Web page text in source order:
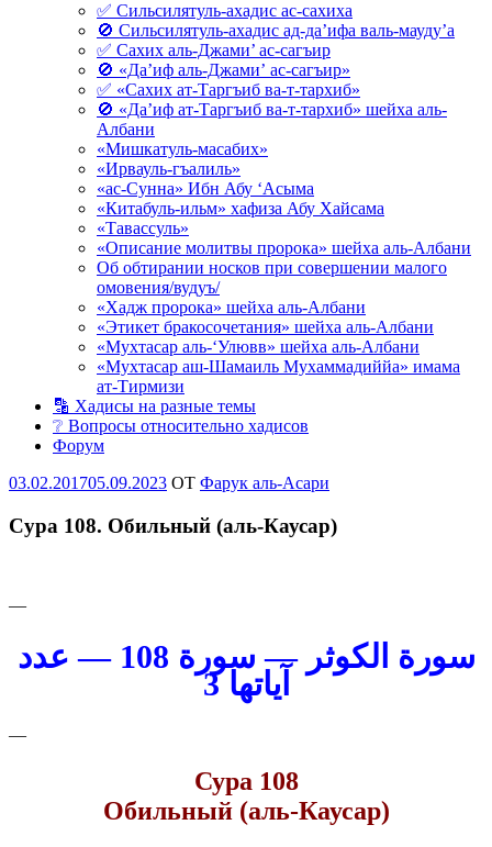
✅ Сильсилятуль-ахадис ас-сахиха
🚫 Сильсилятуль-ахадис ад-да’ифа валь-мауду’а
✅ Сахих аль-Джами’ ас-сагъир
🚫 «Да’иф аль-Джами’ ас-сагъир»
✅ «Сахих ат-Таргъиб ва-т-тархиб»
🚫 «Да’иф ат-Таргъиб ва-т-тархиб» шейха аль-
Албани
«Мишкатуль-масабих»
«Ирвауль-гъалиль»
«ас-Сунна» Ибн Абу ‘Асыма
«Китабуль-ильм» хафиза Абу Хайсама
«Тавассуль»
«Описание молитвы пророка» шейха аль-Албани
Об обтирании носков при совершении малого
омовения/вудуъ/
«Хадж пророка» шейха аль-Албани
«Этикет бракосочетания» шейха аль-Албани
«Мухтасар аль-‘Улювв» шейха аль-Албани
«Мухтасар аш-Шамаиль Мухаммадиййа» имама
ат-Тирмизи
🔡 Хадисы на разные темы
❔ Вопросы относительно хадисов
Форум
Опубликовано
03.02.201705.09.2023 OT Фарук аль-Асари
Сура 108. Обильный (аль-Каусар)
—
سورة الكوثر — سورة 108 — عدد
آياتها 3
—
Сура 108
Обильный (аль-Каусар)